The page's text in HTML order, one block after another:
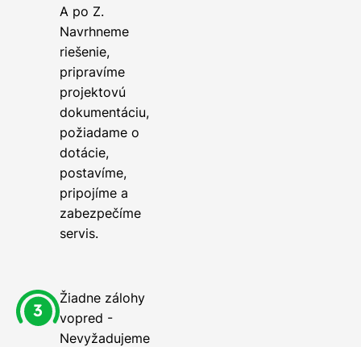
A po Z.
Navrhneme
riešenie,
pripravíme
projektovú
dokumentáciu,
požiadame o
dotácie,
postavíme,
pripojíme a
zabezpečíme
servis.
Žiadne zálohy
vopred -
Nevyžadujeme